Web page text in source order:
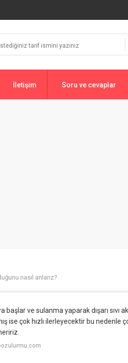
İletişim Soru ve cevaplar
nasıl anlarız?
ve sulanma yaparak dışarı sıvı
ise çok hızlı ilerleyecektir bu nedenle